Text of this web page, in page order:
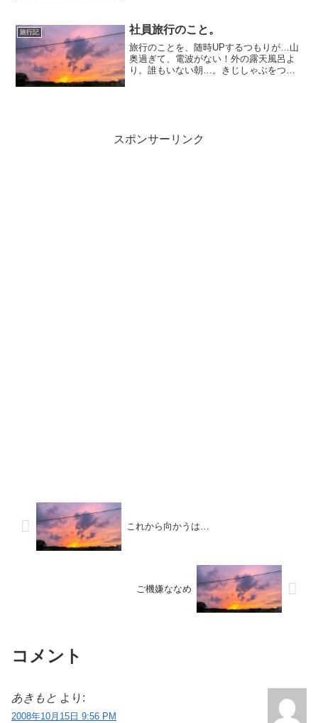
旅行記 社員旅行のこと。
旅行のことを、随時UPするつもりが…山
奥過ぎて、電波がない！外の露天風呂よ
り。誰もいない朝…。きじしゃぶをつつ
スポンサーリンク
これから向かうは…
ご機嫌ななめ
コメント
あきもと より:
2008年10月15日 9:56 PM